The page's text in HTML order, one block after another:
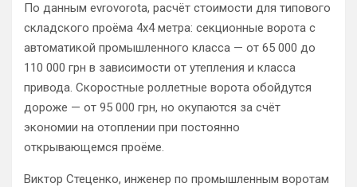
По данным evrovorota, расчёт стоимости для типового
складского проёма 4х4 метра: секционные ворота с
автоматикой промышленного класса — от 65 000 до
110 000 грн в зависимости от утепления и класса
привода. Скоростные роллетные ворота обойдутся
дороже — от 95 000 грн, но окупаются за счёт
экономии на отоплении при постоянно
открывающемся проёме.
Виктор Стеценко, инженер по промышленным воротам